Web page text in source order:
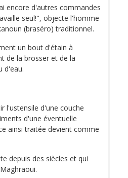
encore d'autres commandes
seul!", objecte l'homme
(braséro) traditionnel.
un bout d'étain à
de la brosser et de la
d'eau.
l'ustensile d'une couche
d'une éventuelle
ainsi traitée devient comme
depuis des siècles et qui